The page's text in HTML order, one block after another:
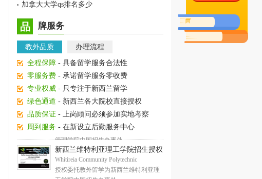
加拿大大学qs排名多少
品 牌服务
教外品质 办理流程
全程保障 - 具备留学服务合法性
零服务费 - 承诺留学服务零收费
专业权威 - 只专注于新西兰留学
绿色通道 - 新西兰各大院校直接授权
品质保证 - 上岗顾问必须参加实地考察
周到服务 - 在新设立后勤服务中心